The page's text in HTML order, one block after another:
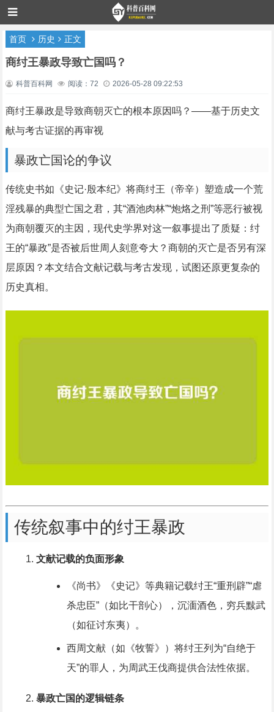
首页 历史 正文
商纣王暴政导致亡国吗？
科普百科网 阅读：72 2026-05-28 09:22:53
商纣王暴政是导致商朝灭亡的根本原因吗？——基于历史文
献与考古证据的再审视
暴政亡国论的争议
传统史书如《史记·殷本纪》将商纣王（帝辛）塑造成一个荒
淫残暴的典型亡国之君，其“酒池肉林”“炮烙之刑”等恶行被视
为商朝覆灭的主因，现代史学界对这一叙事提出了质疑：纣
王的“暴政”是否被后世周人刻意夸大？商朝的灭亡是否另有深
层原因？本文结合文献记载与考古发现，试图还原更复杂的
历史真相。
传统叙事中的纣王暴政
文献记载的负面形象
《尚书》《史记》等典籍记载纣王“重刑辟”“虐
杀忠臣”（如比干剖心），沉湎酒色，穷兵黩武
（如征讨东夷）。
西周文献（如《牧誓》）将纣王列为“自绝于
天”的罪人，为周武王伐商提供合法性依据。
暴政亡国的逻辑链条